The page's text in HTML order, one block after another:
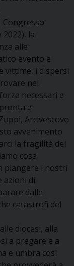
Congresso
la
alle
evento e
vittime, i dispersi
nel
necessari e
e
Arcivescovo
avvenimento
la fragilità del
cosa
piangere i nostri
azioni di
dalle
catastrofi del
diocesi, alla
a pregare e a
e umbra così